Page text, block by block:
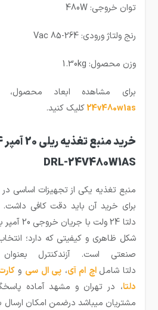
توان خروجی: 480W
رنج ولتاژ ورودی: Vac 85-264
وزن محصول: 1.30kg
برای مشاهده ابعاد محصول،
24v480w1asکلیک کنید.
DRL-24V480W1AS
منبع تغذیه یکی از تجهیزات اساسی در
برای خرید آن باید دقت کافی
دلتا 24
شکل ظاهری و کیفیتی که دارد؛
صنعتی است. آزندکنترل
دلتا شامل اچ ام آی، پی ال سی و
دلتا، در تهران و مشهد آماده
مشتریان میباشد درضمن امکان ارسال